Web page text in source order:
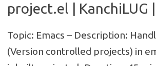
project.el | KanchiLUG
Topic: Emacs – Description:
(Version controlled projects) in